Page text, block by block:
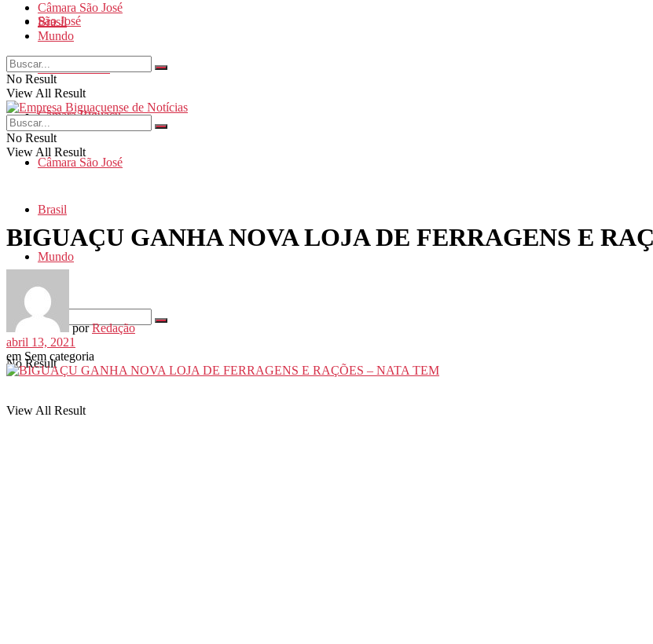
São José
Santa Catarina
Câmara Biguaçu
Câmara São José
Brasil
Mundo
No Result
View All Result
Câmara São José
Brasil
Mundo
No Result
View All Result
No Result
View All Result
BIGUAÇU GANHA NOVA LOJA DE FERRAGENS E
por Redação
abril 13, 2021
em Sem categoria